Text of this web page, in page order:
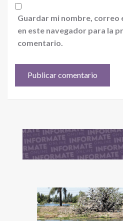
Guardar mi nombre,
en este navegador para la
comentario.